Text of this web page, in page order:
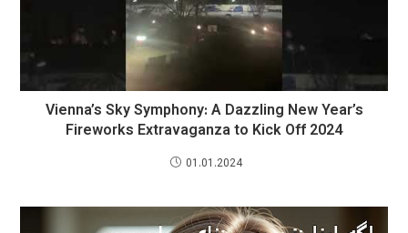
Vienna’s Sky Symphony: A Dazzling New Year’s
Fireworks Extravaganza to Kick Off 2024
01.01.2024